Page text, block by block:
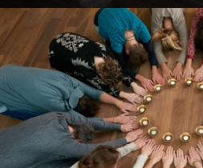
Mode|Menschen|Magazin